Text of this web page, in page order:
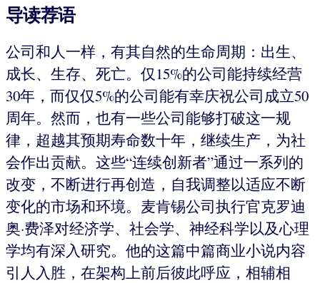
导读荐语
公司和人一样，有其自然的生命周期：出生、
成长、生存、死亡。仅15%的公司能持续经营
30年，而仅仅5%的公司能有幸庆祝公司成立50
周年。然而，也有一些公司能够打破这一规
律，超越其预期寿命数十年，继续生产，为社
会作出贡献。这些“连续创新者”通过一系列的
改变，不断进行再创造，自我调整以适应不断
变化的市场和环境。麦肯锡公司执行官克罗迪
奥·费泽对经济学、社会学、神经科学以及心理
学均有深入研究。他的这篇中篇商业小说内容
引人入胜，在架构上前后彼此呼应，相辅相